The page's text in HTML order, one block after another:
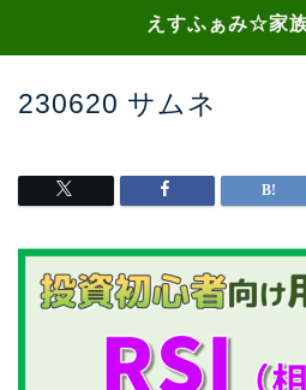
えすふぁみ☆家
230620 サムネ